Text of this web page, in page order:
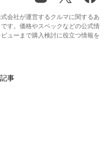
会社が運営するクルマに関するあ
す。価格やスペックなどの公式情
ューまで購入検討に役立つ情報を
事